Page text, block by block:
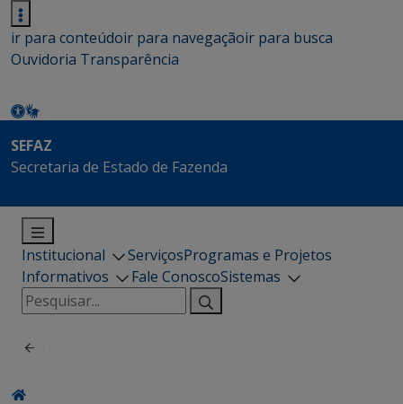
ir para conteúdoir para navegaçãoir para busca
Ouvidoria Transparência
SEFAZ
Secretaria de Estado de Fazenda
Institucional ServiçosProgramas e Projetos
Informativos
Fale ConoscoSistemas
Pesquisar
por: